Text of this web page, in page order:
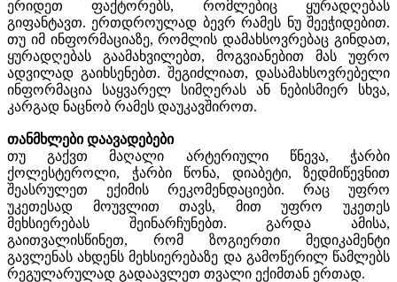
ერიდეთ ფაქტორებს, რომლებიც ყურადღებას
გიფანტავთ. ერთდროულად ბევრ რამეს ნუ შეეჭიდებით.
თუ იმ ინფორმაციაზე, რომლის დამახსოვრებაც გინდათ,
ყურადღებას გაამახვილებთ, მოგვიანებით მას უფრო
ადვილად გაიხსენებთ. შეგიძლიათ, დასამახსოვრებელი
ინფორმაცია საყვარელ სიმღერას ან ნებისმიერ სხვა,
კარგად ნაცნობ რამეს დაუკავშიროთ.
თანმხლები დაავადებები
თუ გაქვთ მაღალი არტერიული წნევა, ჭარბი
ქოლესტეროლი, ჭარბი წონა, დიაბეტი, ზედმიწევნით
შეასრულეთ ექიმის რეკომენდაციები. რაც უფრო
უკეთესად მოუვლით თავს, მით უფრო უკეთეს
მეხსიერებას შეინარჩუნებთ. გარდა ამისა,
გაითვალისწინეთ, რომ ზოგიერთი მედიკამენტი
გავლენას ახდენს მეხსიერებაზე და გამოწერილ წამლებს
რეგულარულად გადაავლეთ თვალი ექიმთან ერთად.